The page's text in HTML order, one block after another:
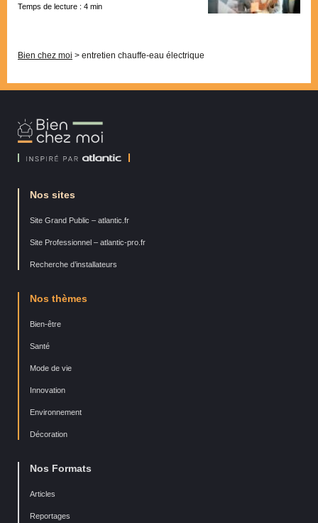
Temps de lecture : 4 min
Bien chez moi > entretien chauffe-eau électrique
Bien
Chez
Nos sites
Site Grand Public – atlantic.fr
Site Professionnel – atlantic-pro.fr
Recherche d’installateurs
Nos thèmes
Bien-être
Santé
Mode de vie
Innovation
Environnement
Décoration
Nos Formats
Articles
Reportages